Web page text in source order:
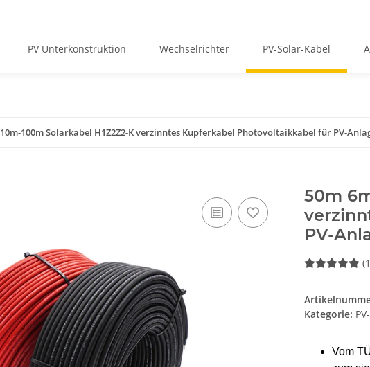
PV Unterkonstruktion Wechselrichter PV-Solar-Kabel
10m-100m Solarkabel H1Z2Z2-K verzinntes Kupferkabel Photovoltaikkabel für PV-
50m
PV-
Kategorie:
Vom